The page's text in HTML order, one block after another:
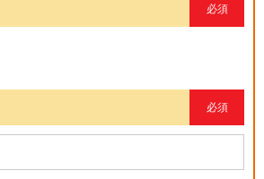
必須
必須